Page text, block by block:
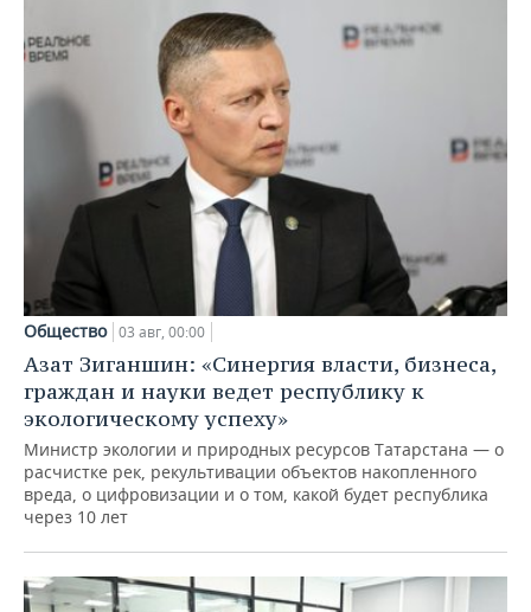
Общество 03 авг, 00:00
Азат Зиганшин: «Синергия власти, бизнеса,
граждан и науки ведет республику к
экологическому успеху»
Министр экологии и природных ресурсов Татарстана — о
расчистке рек, рекультивации объектов накопленного
вреда, о цифровизации и о том, какой будет республика
через 10 лет